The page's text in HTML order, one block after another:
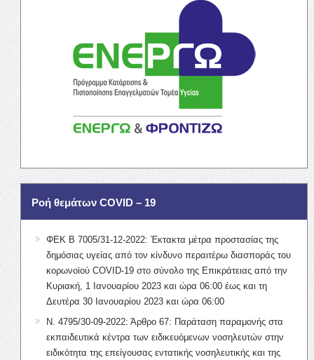
Ροή θεμάτων COVID – 19
ΦΕΚ Β 7005/31-12-2022: Έκτακτα μέτρα προστασίας της
δημόσιας υγείας από τον κίνδυνο περαιτέρω διασποράς του
κορωνοϊού COVID-19 στο σύνολο της Επικράτειας από την
Κυριακή, 1 Ιανουαρίου 2023 και ώρα 06:00 έως και τη
Δευτέρα 30 Ιανουαρίου 2023 και ώρα 06:00
Ν. 4795/30-09-2022: Άρθρο 67: Παράταση παραμονής στα
εκπαιδευτικά κέντρα των ειδικευόμενων νοσηλευτών στην
ειδικότητα της επείγουσας εντατικής νοσηλευτικής και της